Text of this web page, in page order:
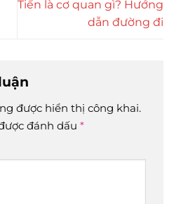
Tiến là cơ quan gì? Hướng
dẫn đường đi
được hiển thị công khai.
đánh dấu *